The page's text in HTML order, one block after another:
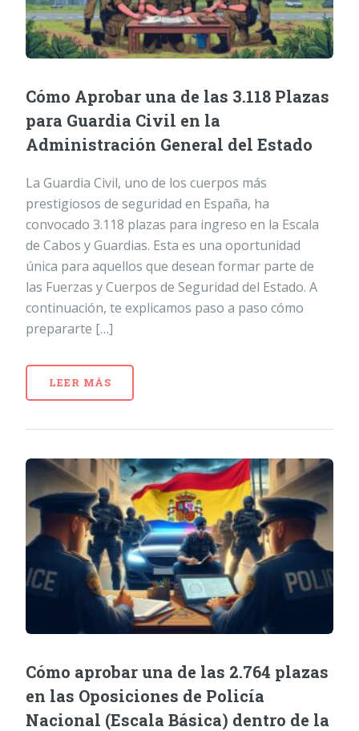
Cómo Aprobar una de las 3.118 Plazas
para Guardia Civil en la
Administración General del Estado
La Guardia Civil, uno de los cuerpos más
prestigiosos de seguridad en España, ha
convocado 3.118 plazas para ingreso en la Escala
de Cabos y Guardias. Esta es una oportunidad
única para aquellos que desean formar parte de
las Fuerzas y Cuerpos de Seguridad del Estado. A
continuación, te explicamos paso a paso cómo
prepararte […]
LEER MÁS
Cómo aprobar una de las 2.764 plazas
en las Oposiciones de Policía
Nacional (Escala Básica) dentro de la